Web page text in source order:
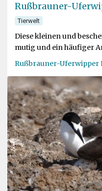
Rußbrauner-
Tierwelt
Diese kleinen und
mutig und ein häufiger
Rußbrauner-Uferwipper